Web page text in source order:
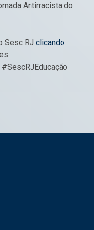
Antirracista do
Sesc RJclicando
#SescRJEducação